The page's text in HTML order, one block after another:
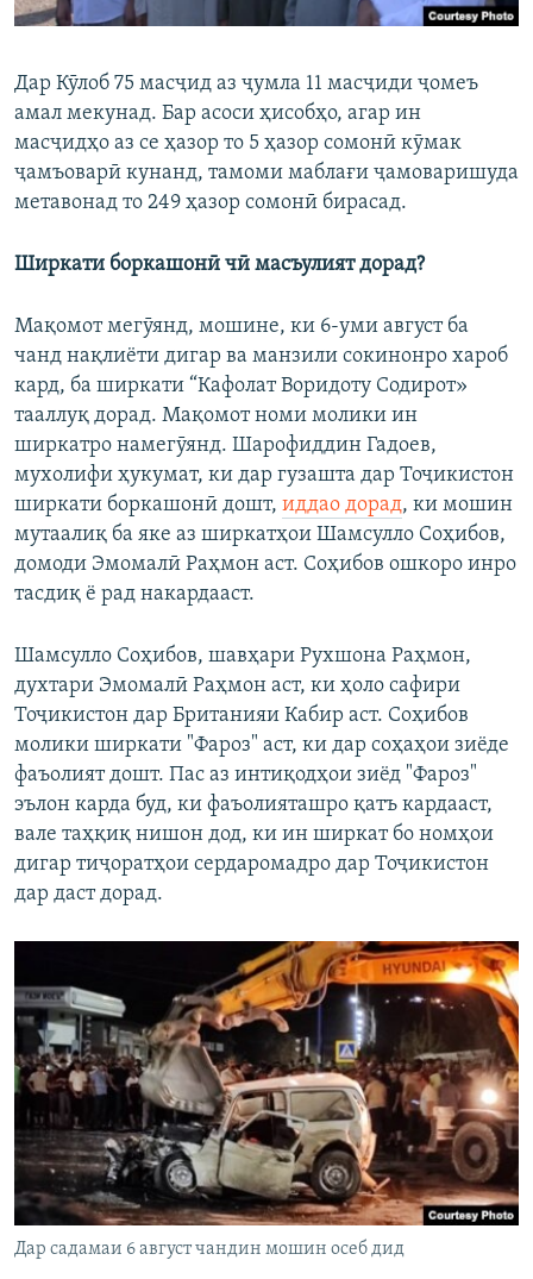
Дар Кӯлоб 75 масҷид аз ҷумла 11 масҷиди ҷомеъ
амал мекунад. Бар асоси ҳисобҳо, агар ин
масҷидҳо аз се ҳазор то 5 ҳазор сомонӣ кӯмак
ҷамъоварӣ кунанд, тамоми маблағи ҷамоваришуда
метавонад то 249 ҳазор сомонӣ бирасад.
Ширкати боркашонӣ чӣ масъулият дорад?
Мақомот мегӯянд, мошине, ки 6-уми август ба
чанд нақлиёти дигар ва манзили сокинонро хароб
кард, ба ширкати “Кафолат Воридоту Содирот»
тааллуқ дорад. Мақомот номи молики ин
ширкатро намегӯянд. Шарофиддин Гадоев,
мухолифи ҳукумат, ки дар гузашта дар Тоҷикистон
ширкати боркашонӣ дошт, иддао дорад, ки мошин
мутаалиқ ба яке аз ширкатҳои Шамсулло Соҳибов,
домоди Эмомалӣ Раҳмон аст. Соҳибов ошкоро инро
тасдиқ ё рад накардааст.
Шамсулло Соҳибов, шавҳари Рухшона Раҳмон,
духтари Эмомалӣ Раҳмон аст, ки ҳоло сафири
Тоҷикистон дар Британияи Кабир аст. Соҳибов
молики ширкати "Фароз" аст, ки дар соҳаҳои зиёде
фаъолият дошт. Пас аз интиқодҳои зиёд "Фароз"
эълон карда буд, ки фаъолияташро қатъ кардааст,
вале таҳқиқ нишон дод, ки ин ширкат бо номҳои
дигар тиҷоратҳои сердаромадро дар Тоҷикистон
дар даст дорад.
Дар садамаи 6 август чандин мошин осеб дид